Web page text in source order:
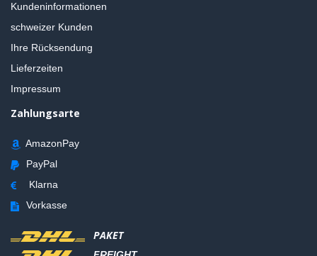
Kundeninformationen
schweizer Kunden
Ihre Rücksendung
Lieferzeiten
Impressum
Zahlungsarte
AmazonPay
PayPal
Klarna
Vorkasse
PAKET